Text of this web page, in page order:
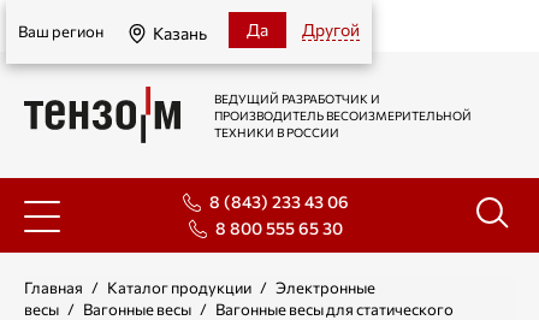
Казань
Ваш регион Казань Да Другой
ВЕДУЩИЙ РАЗРАБОТЧИК И
ПРОИЗВОДИТЕЛЬ ВЕСОИЗМЕРИТЕЛЬНОЙ
ТЕХНИКИ В РОССИИ
8 (843) 233 43 06
8 800 555 65 30
Главная / Каталог продукции / Электронные
весы / Вагонные весы / Вагонные весы для статического